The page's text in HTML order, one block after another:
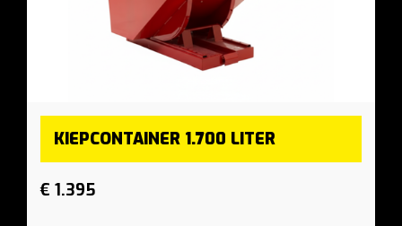
KIEPCONTAINER 1.700 LITER
€ 1.395